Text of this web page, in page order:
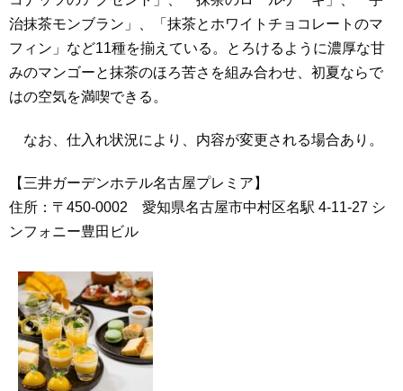
治抹茶モンブラン」、「抹茶とホワイトチョコレートのマ
フィン」など11種を揃えている。とろけるように濃厚な甘
みのマンゴーと抹茶のほろ苦さを組み合わせ、初夏ならで
はの空気を満喫できる。
なお、仕入れ状況により、内容が変更される場合あり。
【三井ガーデンホテル名古屋プレミア】
住所：〒450-0002 愛知県名古屋市中村区名駅 4-11-27 シ
ンフォニー豊田ビル